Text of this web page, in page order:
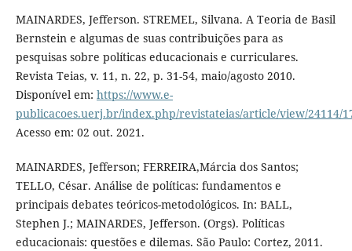
MAINARDES, Jefferson. STREMEL, Silvana. A Teoria de Basil
Bernstein e algumas de suas contribuições para as
pesquisas sobre políticas educacionais e curriculares.
Revista Teias, v. 11, n. 22, p. 31-54, maio/agosto 2010.
Disponível em: https://www.e-
publicacoes.uerj.br/index.php/revistateias/article/view/24114/
Acesso em: 02 out. 2021.
MAINARDES, Jefferson; FERREIRA,Márcia dos Santos;
TELLO, César. Análise de políticas: fundamentos e
principais debates teóricos-metodológicos. In: BALL,
Stephen J.; MAINARDES, Jefferson. (Orgs). Políticas
educacionais: questões e dilemas. São Paulo: Cortez, 2011.